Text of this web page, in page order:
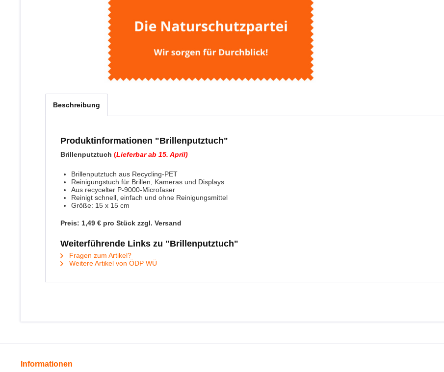
Beschreibung
Produktinformationen "Brillenputztuch"
Brillenputztuch (Lieferbar ab 15. April)
Brillenputztuch aus Recycling-PET
Reinigungstuch für Brillen, Kameras und Displays
Aus recycelter P-9000-Microfaser
Reinigt schnell, einfach und ohne Reinigungsmittel
Größe: 15 x 15 cm
Preis: 1,49 € pro Stück zzgl. Versand
Weiterführende Links zu "Brillenputztuch"
Fragen zum Artikel?
Weitere Artikel von ÖDP WÜ
Informationen